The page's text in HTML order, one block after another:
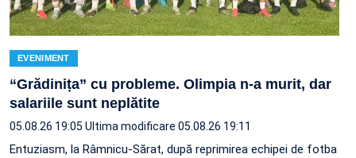
EVENIMENT
“Grădinița” cu probleme. Olimpia n-a murit, dar
salariile sunt neplătite
05.08.26 19:05 Ultima modificare 05.08.26 19:11
Entuziasm, la Râmnicu-Sărat, după reprimirea echipei de fotba